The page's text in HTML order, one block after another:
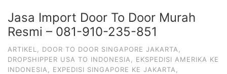
Jasa Import Door To Door Murah
Resmi – 081-910-235-851
ARTIKEL DOOR TO DOOR SINGAPORE JAKARTA
DROPSHIPPER USA TO INDONESIA
EKSPEDISI AMERIKA KE
INDONESIA
EXPEDISI SINGAPORE KE JAKARTA